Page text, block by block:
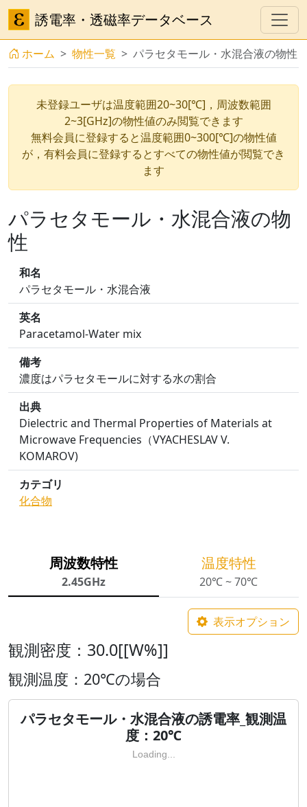
誘電率・透磁率データベース
ホーム 物性一覧 パラセタモール・水混合液の物性
未登録ユーザは温度範囲20~30[℃]，周波数範囲
2~3[GHz]の物性値のみ閲覧できます
無料会員に登録すると温度範囲0~300[℃]の物性値
が，有料会員に登録するとすべての物性値が閲覧でき
ます
パラセタモール・水混合液の物
性
和名
パラセタモール・水混合液
英名
Paracetamol-Water mix
備考
濃度はパラセタモールに対する水の割合
出典
Dielectric and Thermal Properties of Materials at
Microwave Frequencies（VYACHESLAV V.
KOMAROV)
カテゴリ
化合物
周波数特性
2.45GHz
温度特性
20℃ ~ 70℃
表示オプション
観測密度：30.0[[W%]]
観測温度：20℃の場合
パラセタモール・水混合液の誘電率_観測温
度：20℃
Loading...